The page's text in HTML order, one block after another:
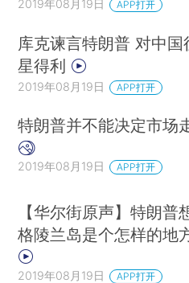
2019年08月19日 APP打开
库克谏言特朗普 对中
星得利
2019年08月19日 APP打开
特朗普并不能决定市场
2019年08月19日 APP打开
【华尔街原声】特朗普
格陵兰岛是个怎样的地
2019年08月19日 APP打开